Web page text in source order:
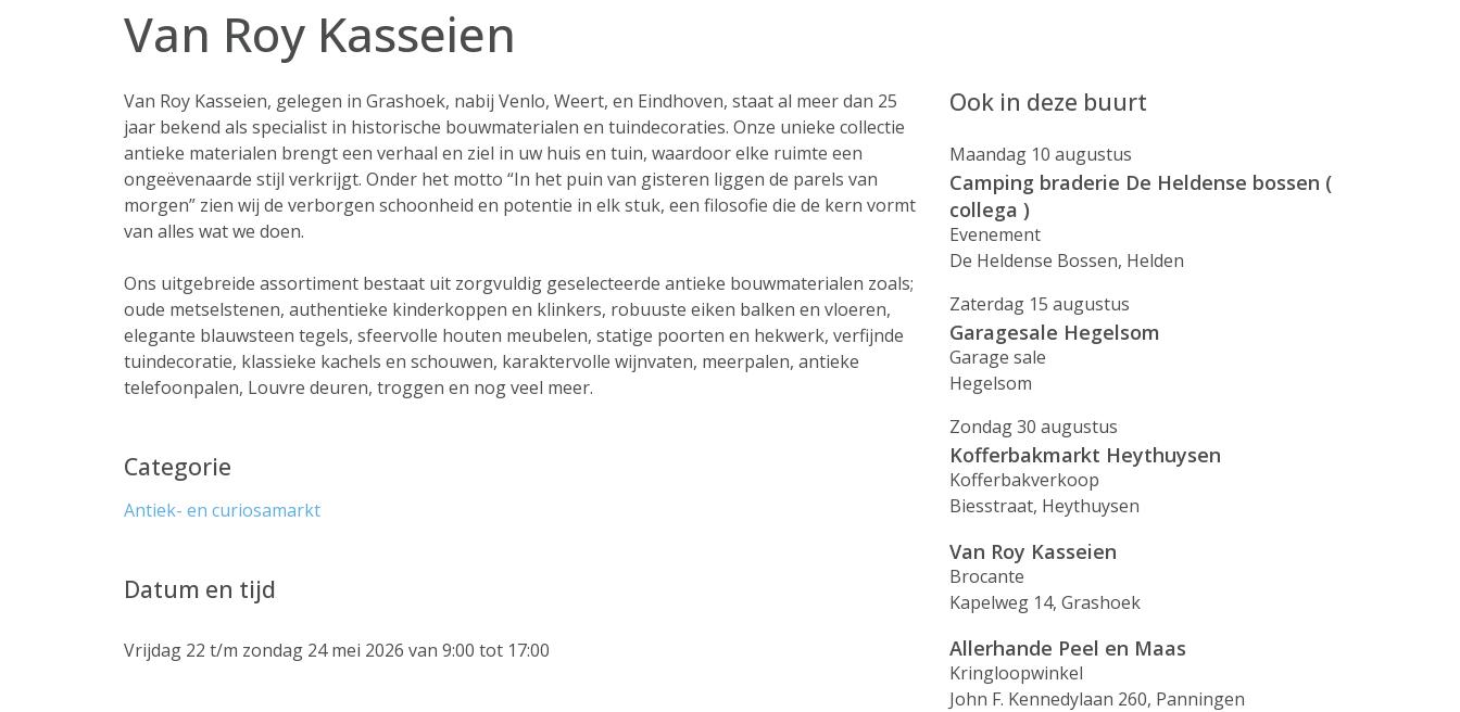
Van Roy Kasseien
Van Roy Kasseien, gelegen in Grashoek, nabij Venlo, Weert, en Eindhoven, staat al meer dan 25
jaar bekend als specialist in historische bouwmaterialen en tuindecoraties. Onze unieke collectie
antieke materialen brengt een verhaal en ziel in uw huis en tuin, waardoor elke ruimte een
ongeëvenaarde stijl verkrijgt. Onder het motto “In het puin van gisteren liggen de parels van
morgen” zien wij de verborgen schoonheid en potentie in elk stuk, een filosofie die de kern vormt
van alles wat we doen.
Ons uitgebreide assortiment bestaat uit zorgvuldig geselecteerde antieke bouwmaterialen zoals;
oude metselstenen, authentieke kinderkoppen en klinkers, robuuste eiken balken en vloeren,
elegante blauwsteen tegels, sfeervolle houten meubelen, statige poorten en hekwerk, verfijnde
tuindecoratie, klassieke kachels en schouwen, karaktervolle wijnvaten, meerpalen, antieke
telefoonpalen, Louvre deuren, troggen en nog veel meer.
Categorie
Antiek- en curiosamarkt
Datum en tijd
Vrijdag 22 t/m zondag 24 mei 2026 van 9:00 tot 17:00
Ook in deze buurt
Maandag 10 augustus
Camping braderie De Heldense bossen (
collega )
Evenement
De Heldense Bossen, Helden
Zaterdag 15 augustus
Garagesale Hegelsom
Garage sale
Hegelsom
Zondag 30 augustus
Kofferbakmarkt Heythuysen
Kofferbakverkoop
Biesstraat, Heythuysen
Van Roy Kasseien
Brocante
Kapelweg 14, Grashoek
Allerhande Peel en Maas
Kringloopwinkel
John F. Kennedylaan 260, Panningen